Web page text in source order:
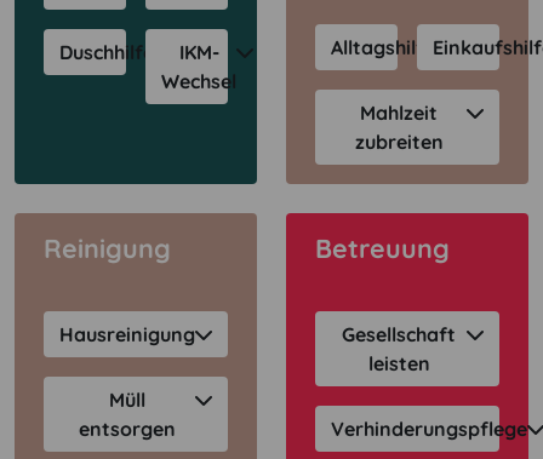
Duschhilfe
IKM-
Wechsel
Alltagshilfe
Mahlzeit
zubreiten
Reinigung
Hausreinigung
Müll
entsorgen
Betreuung
Gesellschaft
leisten
Verhinderungspflege